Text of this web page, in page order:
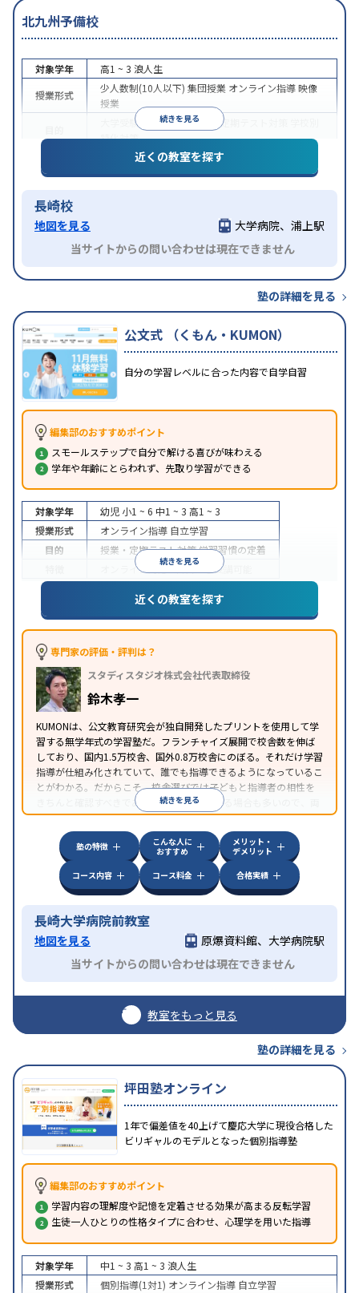
北九州予備校
続きを見る
対象学年 高1 ~ 3 浪人生
授業形式
少人数制(10人以下) 集団授業 オンライン指導映像
授業
大学受験 医学部受験 授業・定期テスト対策
特化対策
入塾に学力基準あり学習にPC・タブレットを利用
オンライン対応
近くの教室を探す
長崎校
地図を見る
大学病院、浦上駅
当サイトからの問い合わせは現在できません
塾の詳細を見る
公文式 （くもん・KUMON）
自分の学習レベルに合った内容で自学自習
編集部のおすすめポイント
スモールステップで自分で解ける喜びが味わえる
学年や年齢にとらわれず、先取り学習ができる
続きを見る
対象学年 幼児 小1 ~ 6 中1 ~ 3 高1 ~ 3
授業形式
オンライン指導 自立学習
目的
授業・定期テスト対策学習習慣の定着
オンライン対応1科目から受講可能
近くの教室を探す
専門家の評価・評判は？
スタディスタジオ株式会社代表取締役
鈴木孝一
KUMONは、公文教育研究会が独自開発したプリントを使用して学
習する無学年式の学習塾だ。フランチャイズ展開で校舎数を伸ば
しており、国内1.5万校舎、国外0.8万校舎にのぼる。それだけ学習
指導が仕組み化されていて、誰でも指導できるようになっているこ
とがわかる。だからこそ、校舎選びでは子どもと指導者の相性を
きちんと確認すべきである。近所に2校舎ある場合も多いので、両
方見学してみることをオススメする。
続きを見る
塾の特徴
こんな人に
おすすめ
メリット・
デメリット
コース内容
コース料金 合格実績
長崎大学病院前教室
地図を見る
原爆資料館、大学病院駅
当サイトからの問い合わせは現在できません
教室をもっと見る
塾の詳細を見る
坪田塾オンライン
1年で偏差値を40上げて慶応大学に現役合格した
ビリギャルのモデルとなった個別指導塾
編集部のおすすめポイント
学習内容の理解度や記憶を定着させる効果が高まる反転学習
生徒一人ひとりの性格タイプに合わせ、心理学を用いた指導
対象学年 中1 ~ 3 高1 ~ 3 浪人生
授業形式
個別指導(1対1) オンライン指導 自立学習